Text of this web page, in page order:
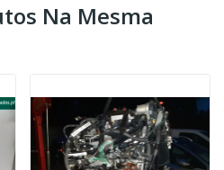
Na Mesma